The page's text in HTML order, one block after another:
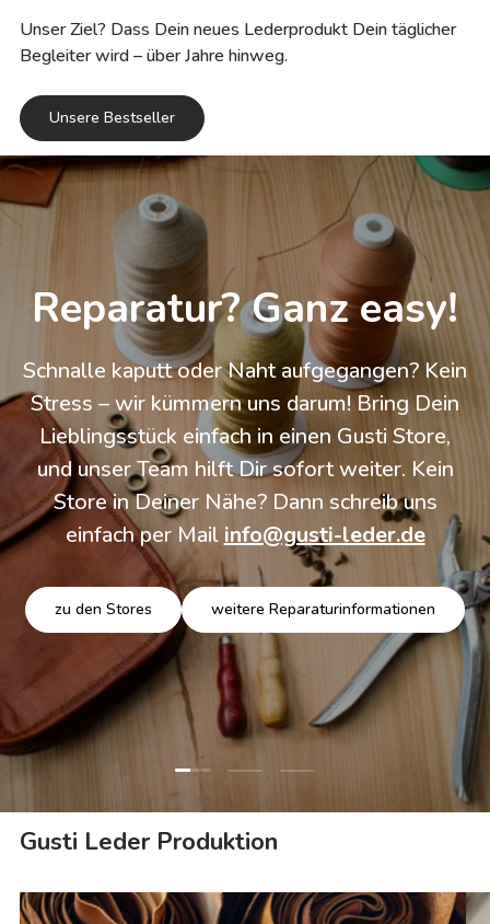
Unser Ziel? Dass Dein neues Lederprodukt Dein täglicher
Begleiter wird – über Jahre hinweg.
Unsere Bestseller
Reparatur? Ganz easy!
Schnalle kaputt oder Naht aufgegangen? Kein
Stress – wir kümmern uns darum! Bring Dein
Lieblingsstück einfach in einen Gusti Store,
und unser Team hilft Dir sofort weiter. Kein
Store in Deiner Nähe? Dann schreib uns
einfach per Mail info@gusti-leder.de
zu den Stores weitere Reparaturinformationen
Folie laden 1 von 3
Folie laden 2 von 3
Folie laden 3 von 3
Gusti Leder Produktion